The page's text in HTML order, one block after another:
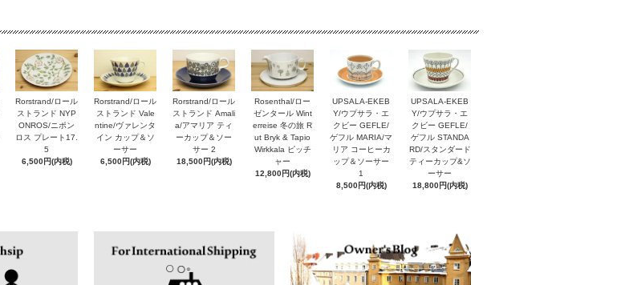
Rorstrand/ロール
ストランド NYP
ONROS/ニポン
ロス プレート17.
5
6,500円(内税)
Rorstrand/ロール
ストランド Vale
ntine/ヴァレンタ
イン カップ＆ソ
ーサー
6,500円(内税)
Rorstrand/ロール
ストランド Amali
a/アマリア ティ
ーカップ＆ソー
サー 2
18,500円(内税)
Rosenthal/ロー
ゼンタール Wint
erreise 冬の旅 R
ut Bryk & Tapio
Wirkkala ピッチ
ャー
12,800円(内税)
UPSALA-EKEB
Y/ウプサラ・エ
クビー GEFLE/
ゲフル MARIA/マ
リア コーヒーカ
ップ＆ソーサー
1
8,500円(内税)
UPSALA-EKEB
Y/ウプサラ・エ
クビー GEFLE/
ゲフル STANDA
RD/スタンダード
ティーカップ&ソ
ーサー
18,800円(内税)